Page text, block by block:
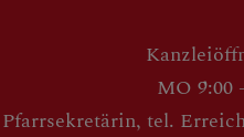
MO 9:00
Pfarrsekretärin, tel.